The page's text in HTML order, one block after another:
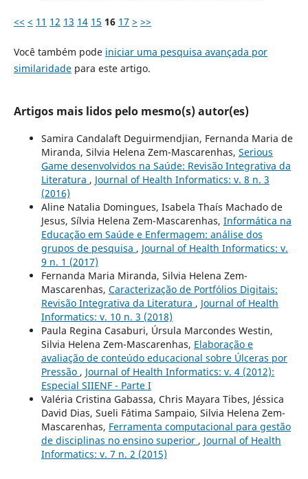
<< < 11 12 13 14 15 16 17 > >>
Você também pode iniciar uma pesquisa avançada por
similaridadepara este artigo.
Artigos mais lidos pelo mesmo(s) autor(es)
Samira Candalaft Deguirmendjian, Fernanda Maria de
Miranda, Silvia Helena Zem-Mascarenhas, Serious
Game desenvolvidos na Saúde: Revisão Integrativa da
Literatura , Journal of Health Informatics: v. 8 n. 3
(2016)
Aline Natalia Domingues, Isabela Thaís Machado de
Jesus, Sílvia Helena Zem-Mascarenhas, Informática na
Educação em Saúde e Enfermagem: análise dos
grupos de pesquisa , Journal of Health Informatics: v.
9 n. 1 (2017)
Fernanda Maria Miranda, Silvia Helena Zem-
Mascarenhas, Caracterização de Portfólios Digitais:
Revisão Integrativa da Literatura , Journal of Health
Informatics: v. 10 n. 3 (2018)
Paula Regina Casaburi, Úrsula Marcondes Westin,
Silvia Helena Zem-Mascarenhas, Elaboração e
avaliação de conteúdo educacional sobre Úlceras por
Pressão , Journal of Health Informatics: v. 4 (2012):
Especial SIIENF - Parte I
Valéria Cristina Gabassa, Chris Mayara Tibes, Jéssica
David Dias, Sueli Fátima Sampaio, Silvia Helena Zem-
Mascarenhas, Ferramenta computacional para gestão
de disciplinas no ensino superior , Journal of Health
Informatics: v. 7 n. 2 (2015)